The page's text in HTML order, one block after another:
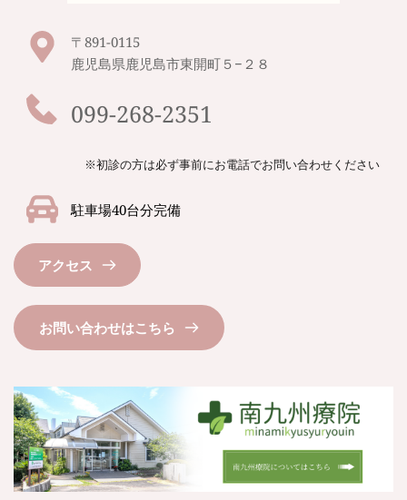
〒891-0115
鹿児島県鹿児島市東開町５−２８
099-268-2351
※初診の方は必ず事前にお電話でお問い合わせください
駐車場40台分完備
アクセス
お問い合わせはこちら